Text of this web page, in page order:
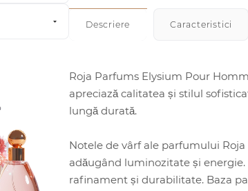
Descriere Caracteristici
Roja Parfums Elysium Pour
apreciază calitatea și stilul
lungă durată.
Notele de vârf ale parfumului
adăugând luminozitate și
rafinament și durabilitate. Baza